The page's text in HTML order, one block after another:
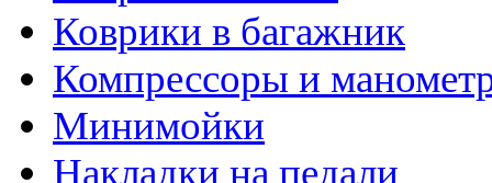
Коврики в багажник
Компрессоры и
Минимойки
Накладки на педали